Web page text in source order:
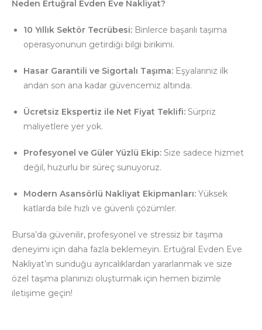
Neden Ertuğral Evden Eve Nakliyat?
10 Yıllık Sektör Tecrübesi: Binlerce başarılı taşıma
operasyonunun getirdiği bilgi birikimi.
Hasar Garantili ve Sigortalı Taşıma: Eşyalarınız ilk
andan son ana kadar güvencemiz altında.
Ücretsiz Ekspertiz ile Net Fiyat Teklifi: Sürpriz
maliyetlere yer yok.
Profesyonel ve Güler Yüzlü Ekip: Size sadece hizmet
değil, huzurlu bir süreç sunuyoruz.
Modern Asansörlü Nakliyat Ekipmanları: Yüksek
katlarda bile hızlı ve güvenli çözümler.
Bursa’da güvenilir, profesyonel ve stressiz bir taşıma
deneyimi için daha fazla beklemeyin. Ertuğral Evden Eve
Nakliyat’ın sunduğu ayrıcalıklardan yararlanmak ve size
özel taşıma planınızı oluşturmak için hemen bizimle
iletişime geçin!